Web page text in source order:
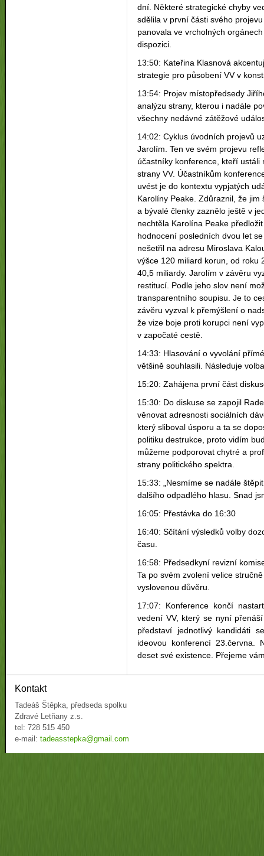
dní. Některé strategické chyby
sdělila v první části svého
panovala ve vrcholných
dispozici.
13:50: Kateřina Klasnová
strategie pro působení VV v
13:54: Projev místopředsedy
analýzu strany, kterou i nadále
všechny nedávné zátěžové
14:02: Cyklus úvodních projevů
Jarolím. Ten ve svém projevu
účastníky konference, kteří
strany VV. Účastníkům
uvést je do kontextu vypjatých
Karolíny Peake. Zdůraznil, že
a bývalé členky zaznělo ještě v
nechtěla Karolína Peake
hodnocení posledních dvou let
nešetřil na adresu Miroslava
výšce 120 miliard korun, od roku
40,5 miliardy. Jarolím v závěru
restitucí. Podle jeho slov není
transparentního soupisu. Je to
závěru vyzval k přemýšlení o
že vize boje proti korupci není
v započaté cestě.
14:33: Hlasování o vyvolání
většině souhlasili. Následuje
15:20: Zahájena první část
15:30: Do diskuse se zapojil
věnovat adresnosti sociálních
který sliboval úsporu a ta se
politiku destrukce, proto vidím
můžeme podporovat chytré a
strany politického spektra.
15:33: „Nesmíme se nadále
dalšího odpadlého hlasu. Snad
16:05: Přestávka do 16:30
16:40: Sčítání výsledků volby
času.
16:58: Předsedkyní revizní
Ta po svém zvolení velice
vyslovenou důvěru.
17:07: Konference končí
vedení VV, který se nyní
představí jednotlivý kandidáti
ideovou konferencí 23.června.
deset své existence. Přejeme
Kontakt
Tadeáš Štěpka, předseda spolku
Zdravé Letňany z.s.
tel: 728 515 450
e-mail: tadeasstepka@gmail.com